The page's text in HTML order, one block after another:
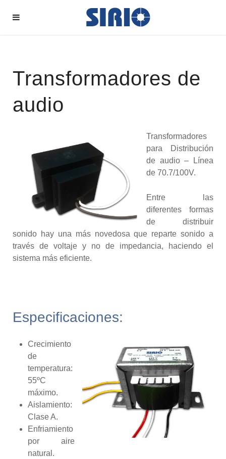
Transformadores de
audio
Transformadores
para Distribución
de audio – Línea
de 70.7/100V.
Entre las
diferentes formas
de distribuir
sonido hay una más novedosa que reparte sonido a
través de voltaje y no de impedancia, haciendo el
sistema más eficiente.
Especificaciones:
Crecimiento
de
temperatura:
55ºC
máximo.
Aislamiento:
Clase A.
Enfriamiento
por aire
natural.